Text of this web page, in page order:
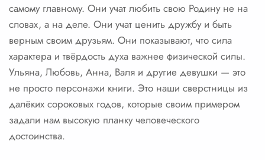
самому главному. Они учат любить свою Родину не на
словах, а на деле. Они учат ценить дружбу и быть
верным своим друзьям. Они показывают, что сила
характера и твёрдость духа важнее физической силы.
Ульяна, Любовь, Анна, Валя и другие девушки — это
не просто персонажи книги. Это наши сверстницы из
далёких сороковых годов, которые своим примером
задали нам высокую планку человеческого
достоинства.